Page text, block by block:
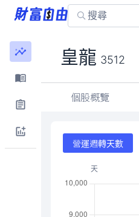
皇龍 3512
個股概覽
營運週轉天數